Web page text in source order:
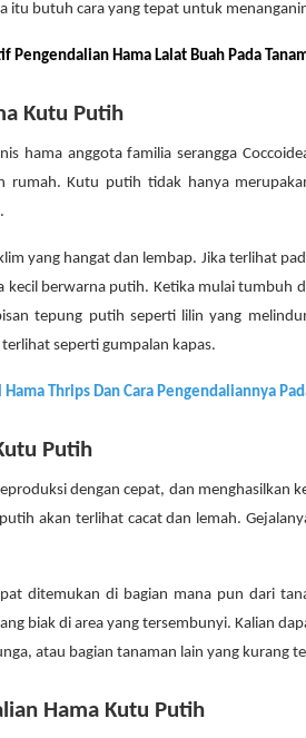
itu butuh cara yang tepat untuk
Pengendalian Hama Lalat Buah Pada
Kutu Putih
hama anggota familia serangga
rumah. Kutu putih tidak hanya
yang hangat dan lembap. Jika terlihat
kecil berwarna putih. Ketika mulai
tepung putih seperti lilin yang
seperti gumpalan kapas.
Thrips Dan Cara Pengendaliannya
Putih
dengan cepat, dan menghasilkan
akan terlihat cacat dan lemah.
ditemukan di bagian mana pun dari
biak di area yang tersembunyi. Kalian
atau bagian tanaman lain yang kurang
Hama Kutu Putih